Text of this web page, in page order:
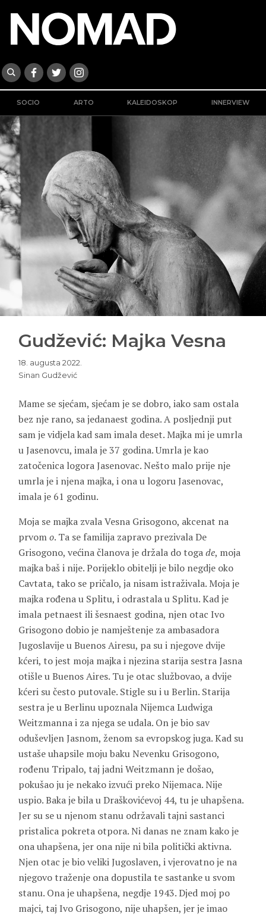
SOCIO ARTO KALEIDOSKOP INNERVIEW
Gudžević: Majka Vesna
18. augusta 2022.
Sinan Gudžević
Mame se sjećam, sjećam je se dobro, iako sam ostala
bez nje rano, sa jedanaest godina. A posljednji put
sam je vidjela kad sam imala deset. Majka mi je umrla
u Jasenovcu, imala je 37 godina. Umrla je kao
zatočenica logora Jasenovac. Nešto malo prije nje
umrla je i njena majka, i ona u logoru Jasenovac,
imala je 61 godinu.
Moja se majka zvalaVesna Grisogono, akcenat na
prvomo. Ta se familija zapravo prezivalaDe
Grisogono, većina članova je držala do togade, moja
majka baš i nije. Porijeklo obitelji je bilo negdje oko
Cavtata, tako se pričalo, ja nisam istraživala. Moja je
majka rođena u Splitu, i odrastala u Splitu. Kad je
imala petnaest ili šesnaest godina, njen otac Ivo
Grisogono dobio je namještenje za ambasadora
Jugoslavije u Buenos Airesu, pa su i njegove dvije
kćeri, to jest moja majka i njezina starija sestraJasna
otišle u Buenos Aires. Tu je otac službovao, a dvije
kćeri su često putovale. Stigle su i u Berlin. Starija
sestra je u Berlinu upoznala NijemcaLudwiga
Weitzmannai za njega se udala. On je bio sav
oduševljen Jasnom, ženom sa evropskog juga. Kad su
ustaše uhapsile moju bakuNevenku Grisogono,
rođenu Tripalo, taj jadni Weitzmann je došao,
pokušao ju je nekako izvući preko Nijemaca. Nije
uspio. Baka je bila u Draškovićevoj 44, tu je uhapšena.
Jer su se u njenom stanu održavali tajni sastanci
pristalica pokreta otpora. Ni danas ne znam kako je
ona uhapšena, jer ona nije ni bila politički aktivna.
Njen otac je bio veliki Jugoslaven, i vjerovatno je na
njegovo traženje ona dopustila te sastanke u svom
stanu. Ona je uhapšena, negdje 1943. Djed moj po
majci, taj Ivo Grisogono, nije uhapšen, jer je imao